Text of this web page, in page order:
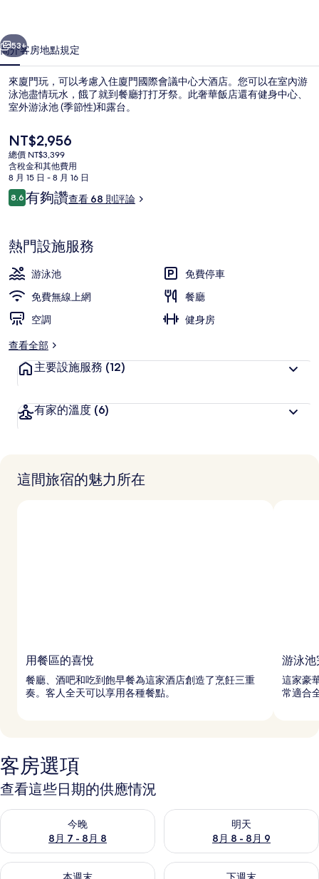
心
大
酒
店
的
相
片
集
個 下一個
53+
簡介客房地點規定
來廈門玩，可以考慮入住廈門國際會議中心大酒店。您可以在室內游
泳池盡情玩水，餓了就到餐廳打打牙祭。此奢華飯店還有健身中心、
室外游泳池 (季節性)和露台。
目
前
的
價
格
是
NT$2,956
總價 NT$3,399
含稅金和其他費用
8 月 15 日 - 8 月 16 日
評
論
8.68.6 分，滿分 10 分，
有夠讚查看 68 則評論
熱門設施服務
游泳池
免費停車
免費無線上網
餐廳
空調
健身房
查看全部
主要設施服務 (12)
有家的溫度 (6)
這間旅宿的魅力所在
用餐區的喜悅
餐廳、酒吧和吃到飽早餐為這家酒店創造了烹飪三重
奏。客人全天可以享用各種餐點。
游泳池
這家豪
常適合
客房選項
查看這些日期的供應情況
今晚
8月 7 - 8月 8
查看今晚 (8月 7 - 8月 8) 的供應情況
明天
8月 8 - 8月 9
查看明天 (8月 8 - 8月 9) 的供
查看本週末 (8月 7 - 8月 9) 的供應情況查看下週末 (8月 14 - 8月 16)